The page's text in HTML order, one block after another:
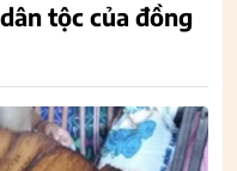
tộc của đồng